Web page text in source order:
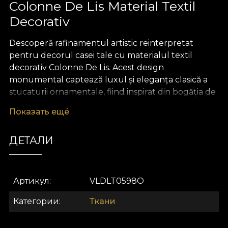
Colonne De Lis Material Textil
Decorativ
Descoperă rafinamentul artistic reinterpretat
pentru decorul casei tale cu materialul textil
decorativ Colonne De Lis. Acest design
monumental captează luxul și eleganța clasică a
stucaturii ornamentale, fiind inspirat din bogăția de
Liniile delicate și armonioase creează un statement
într-o expresie autentică de stil și confort. Paleta de
culori neutre, subtilă și echilibrată, pune în valoare
o notă atemporală și opulentă.
Versatilitatea acestui material textil premium îl
recomandă pentru multiple utilizări în design
Показать ещё
ДЕТАЛИ
Артикул VLDLT0598O
Категории Ткани